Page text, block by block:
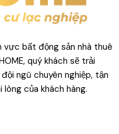
vực bất động sản nhà thuê
quý khách sẽ trải
ngũ chuyên nghiệp, tận
của khách hàng.